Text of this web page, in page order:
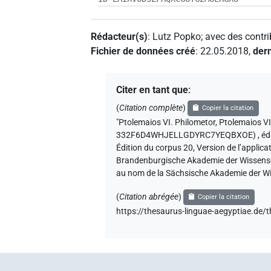
Rédacteur(s): Lutz Popko;avec des
Fichier de données créé:22.05.2018,
Citer en tant que:
(Citation complète) Copier la citation
"Ptolemaios VI. Philometor, Ptolemaios
332F6D4WHJELLGDYRC7YEQBXOE),
Édition du corpus 20, Version de
Brandenburgische Akademie der
au nom de la Sächsische Akademie der
(Citation abrégée) Copier la citation
https://thesaurus-linguae-aegyptiae.de/